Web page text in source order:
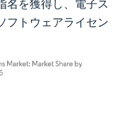
名を獲得し、電子ス
フトウェアライセン